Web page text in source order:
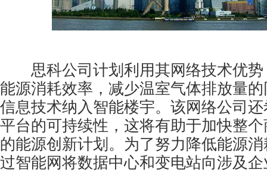
思科公司计划利用其网络技术优势
能源消耗效率，减少温室气体排放量
信息技术纳入智能楼宇。该网络公司
平台的可持续性，这将有助于加快整
的能源创新计划。为了努力降低能源
过智能网将数据中心和变电站向涉及